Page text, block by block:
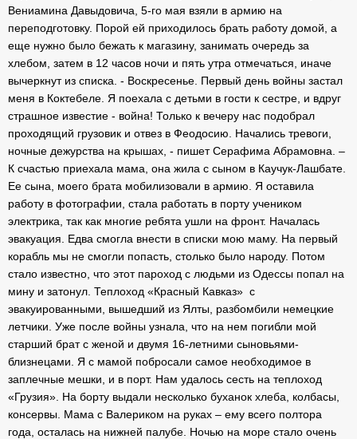
Вениамина Давыдовича, 5-го мая взяли в армию на
переподготовку. Порой ей приходилось брать работу домой, а
еще нужно было бежать к магазину, занимать очередь за
хлебом, затем в 12 часов ночи и пять утра отмечаться, иначе
вычеркнут из списка. - Воскресенье. Первый день войны застал
меня в Коктебеле. Я поехала с детьми в гости к сестре, и вдруг
страшное известие - война! Только к вечеру нас подобрал
проходящий грузовик и отвез в Феодосию. Начались тревоги,
ночные дежурства на крышах, - пишет Серафима Абрамовна. –
К счастью приехала мама, она жила с сыном в Каучук-Лашбате.
Ее сына, моего брата мобилизовали в армию. Я оставила
работу в фотографии, стала работать в порту учеником
электрика, так как многие ребята ушли на фронт. Началась
эвакуация. Едва смогла внести в списки мою маму. На первый
корабль мы не смогли попасть, столько было народу. Потом
стало известно, что этот пароход с людьми из Одессы попал на
мину и затонул. Теплоход «Красный Кавказ» с
эвакуированными, вышедший из Ялты, разбомбили немецкие
летчики. Уже после войны узнала, что на нем погибли мой
старший брат с женой и двумя 16-летними сыновьями-
близнецами. Я с мамой побросали самое необходимое в
заплечные мешки, и в порт. Нам удалось сесть на теплоход
«Грузия». На борту выдали несколько буханок хлеба, колбасы,
консервы. Мама с Валериком на руках – ему всего полтора
года, осталась на нижней палубе. Ночью на море стало очень